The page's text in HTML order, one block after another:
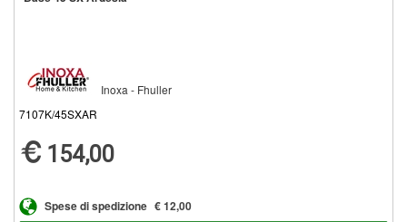
Inoxa - Fhuller
7107K/45SXAR
154,00
Spese di spedizione € 12,00